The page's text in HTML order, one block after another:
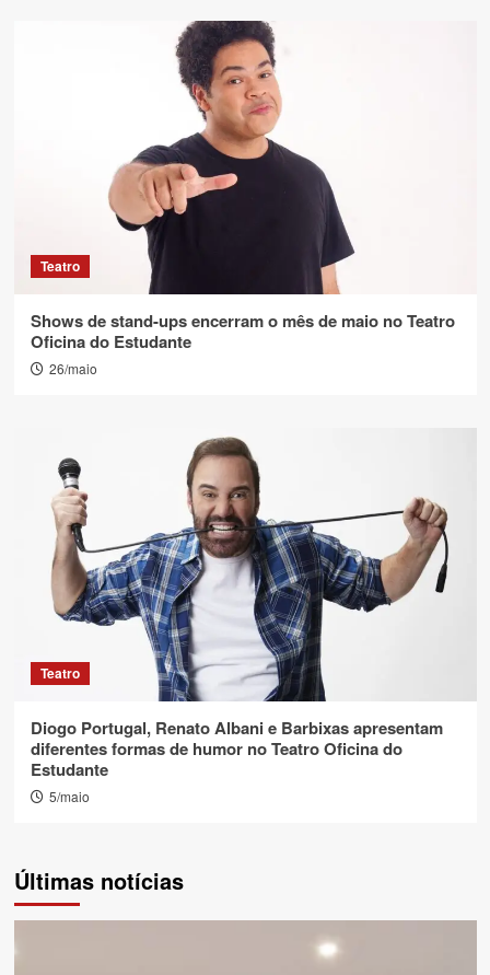
Teatro
Shows de stand-ups encerram o mês de maio no Teatro
Oficina do Estudante
26/maio
Teatro
Diogo Portugal, Renato Albani e Barbixas apresentam
diferentes formas de humor no Teatro Oficina do
Estudante
5/maio
Últimas notícias